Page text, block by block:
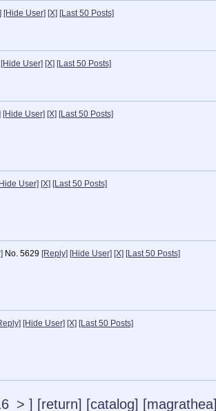
[Hide User] [X] [Last 50 Posts]
[Hide User] [X] [Last 50 Posts]
[Hide User] [X] [Last 50 Posts]
User] [X] [Last 50 Posts]
No. 5629 [Reply] [Hide User] [X] [Last 50 Posts]
[Hide User] [X] [Last 50 Posts]
> ] [return] [catalog] [magrathea]